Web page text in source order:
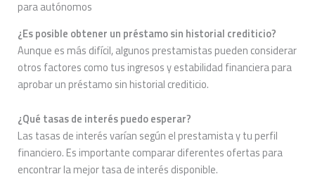
para autónomos
¿Es posible obtener un préstamo sin historial crediticio?
Aunque es más difícil, algunos prestamistas pueden considerar
otros factores como tus ingresos y estabilidad financiera para
aprobar un préstamo sin historial crediticio.
¿Qué tasas de interés puedo esperar?
Las tasas de interés varían según el prestamista y tu perfil
financiero. Es importante comparar diferentes ofertas para
encontrar la mejor tasa de interés disponible.